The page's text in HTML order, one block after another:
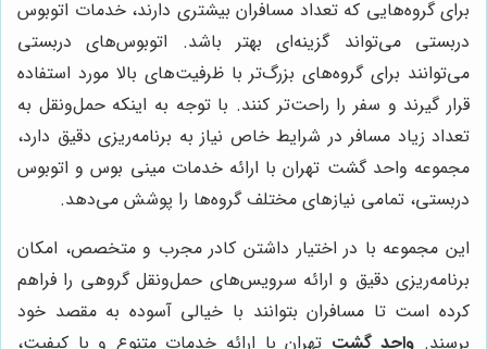
برای گروه‌هایی که تعداد مسافران بیشتری دارند، خدمات اتوبوس
دربستی می‌تواند گزینه‌ای بهتر باشد. اتوبوس‌های دربستی
می‌توانند برای گروه‌های بزرگ‌تر با ظرفیت‌های بالا مورد استفاده
قرار گیرند و سفر را راحت‌تر کنند. با توجه به اینکه حمل‌ونقل به
تعداد زیاد مسافر در شرایط خاص نیاز به برنامه‌ریزی دقیق دارد،
مجموعه واحد گشت تهران با ارائه خدمات مینی بوس و اتوبوس
دربستی، تمامی نیازهای مختلف گروه‌ها را پوشش می‌دهد.
این مجموعه با در اختیار داشتن کادر مجرب و متخصص، امکان
برنامه‌ریزی دقیق و ارائه سرویس‌های حمل‌ونقل گروهی را فراهم
کرده است تا مسافران بتوانند با خیالی آسوده به مقصد خود
برسند. واحد گشت تهران با ارائه خدمات متنوع و با کیفیت،